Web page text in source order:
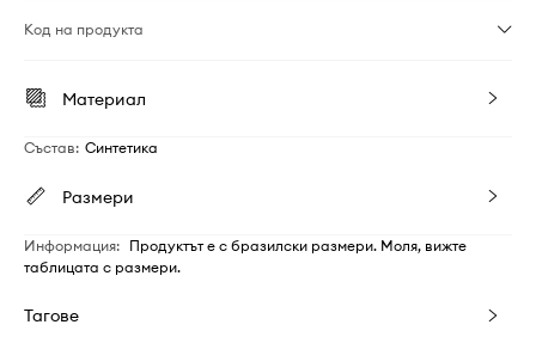
Код на продукта
Материал
Състав: Синтетика
Размери
Информация: Продуктът е с бразилски размери. Моля, вижте
таблицата с размери.
Тагове